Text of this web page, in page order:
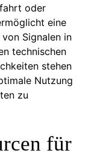
oder
eine
Signalen in
technischen
stehen
Nutzung
zu
für